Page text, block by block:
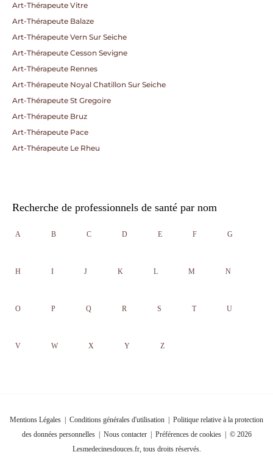
Art-Thérapeute Vitre
Art-Thérapeute Balaze
Art-Thérapeute Vern Sur Seiche
Art-Thérapeute Cesson Sevigne
Art-Thérapeute Rennes
Art-Thérapeute Noyal Chatillon Sur Seiche
Art-Thérapeute St Gregoire
Art-Thérapeute Bruz
Art-Thérapeute Pace
Art-Thérapeute Le Rheu
Recherche de professionnels de santé par nom
A B C D E F G
H I J K L M N
O P Q R S T U
V W X Y Z
Mentions Légales Conditions générales d'utilisation
Politique relative à la protection
des données personnelles| Nous contacter| Préférences de cookies| © 2026
Lesmedecinesdouces.fr, tous droits réservés.